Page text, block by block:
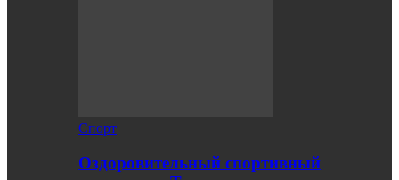
Спорт
Оздоровительный спортивный